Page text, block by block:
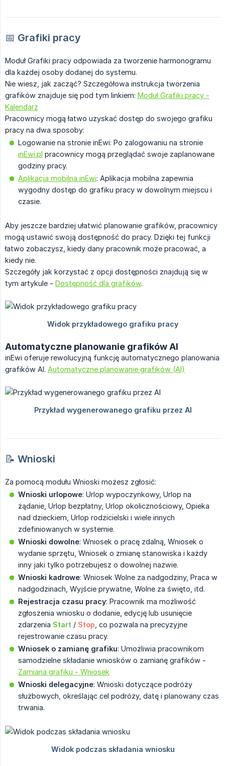
📅 Grafiki pracy
Moduł Grafiki pracy odpowiada za tworzenie harmonogramu
dla każdej osoby dodanej do systemu.
Nie wiesz, jak zacząć? Szczegółowa instrukcja tworzenia
grafików znajduje się pod tym linkiem: Moduł Grafiki pracy -
Kalendarz
Pracownicy mogą łatwo uzyskać dostęp do swojego grafiku
pracy na dwa sposoby:
Logowanie na stronie inEwi: Po zalogowaniu na stronie
inEwi.pl pracownicy mogą przeglądać swoje zaplanowane
godziny pracy.
Aplikacja mobilna inEwi: Aplikacja mobilna zapewnia
wygodny dostęp do grafiku pracy w dowolnym miejscu i
czasie.
Aby jeszcze bardziej ułatwić planowanie grafików, pracownicy
mogą ustawić swoją dostępność do pracy. Dzięki tej funkcji
łatwo zobaczysz, kiedy dany pracownik może pracować, a
kiedy nie.
Szczegóły jak korzystać z opcji dostępności znajdują się w
tym artykule - Dostępność dla grafików.
Automatyczne planowanie grafików AI
inEwi oferuje rewolucyjną funkcję automatycznego planowania
grafików AI. Automatyczne planowanie grafików (AI)
📝 Wnioski
Za pomocą modułu Wnioski możesz zgłosić:
Wnioski urlopowe: Urlop wypoczynkowy, Urlop na
żądanie, Urlop bezpłatny, Urlop okolicznościowy, Opieka
nad dzieckiem, Urlop rodzicielski i wiele innych
zdefiniowanych w systemie.
Wnioski dowolne: Wniosek o pracę zdalną, Wniosek o
wydanie sprzętu, Wniosek o zmianę stanowiska i każdy
inny jaki tylko potrzebujesz o dowolnej nazwie.
Wnioski kadrowe: Wniosek Wolne za nadgodziny, Praca w
nadgodzinach, Wyjście prywatne, Wolne za święto, itd.
Rejestracja czasu pracy: Pracownik ma możliwość
zgłoszenia wniosku o dodanie, edycję lub usunięcie
zdarzenia Start / Stop , co pozwala na precyzyjne
rejestrowanie czasu pracy.
Wniosek o zamianę grafiku: Umożliwia pracownikom
samodzielne składanie wniosków o zamianę grafików -
Zamiana grafiku - Wniosek
Wnioski delegacyjne: Wnioski dotyczące podróży
służbowych, określając cel podróży, datę i planowany czas
trwania.